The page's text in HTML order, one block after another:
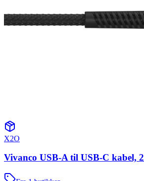
X2O
Vivanco USB-A til USB-C kabel,